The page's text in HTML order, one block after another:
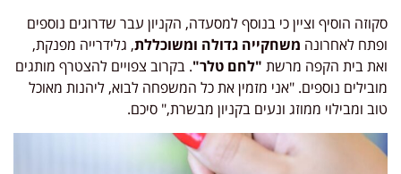
סקוזה הוסיף וציין כי בנוסף למסעדה, הקניון עבר שדרוגים נוספים
ופתח לאחרונה משחקייה גדולה ומשוכללת, גלידרייה מפנקת,
ואת בית הקפה מרשת "לחם טלר". בקרוב צפויים להצטרף מותגים
מובילים נוספים. "אני מזמין את כל המשפחה לבוא, ליהנות מאוכל
טוב ומבילוי ממוזג ונעים בקניון מבשרת," סיכם.